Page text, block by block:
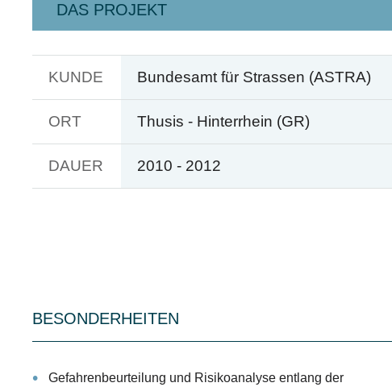
DAS PROJEKT
KUNDE Bundesamt für Strassen (ASTRA)
ORT Thusis - Hinterrhein (GR)
DAUER 2010 - 2012
BESONDERHEITEN
Gefahrenbeurteilung und Risikoanalyse entlang der